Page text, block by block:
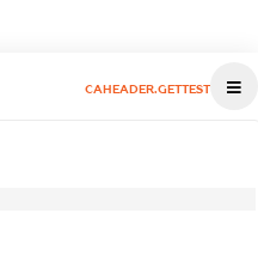
CAHEADER.GETTEST